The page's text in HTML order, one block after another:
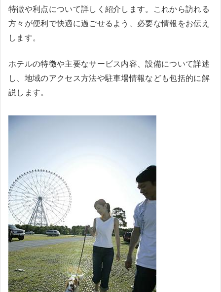
特徴や利点について詳しく紹介します。これから訪れる
方々が便利で快適に過ごせるよう、必要な情報をお伝え
します。
ホテルの特徴や主要なサービス内容、設備について詳述
し、地域のアクセス方法や駐車場情報なども包括的に解
説します。